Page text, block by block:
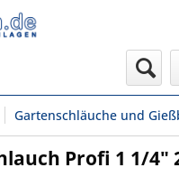
Gartenschläuche und
Profi 1 1/4"